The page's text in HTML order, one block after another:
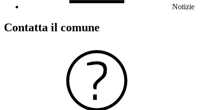
Notizie
Contatta il comune